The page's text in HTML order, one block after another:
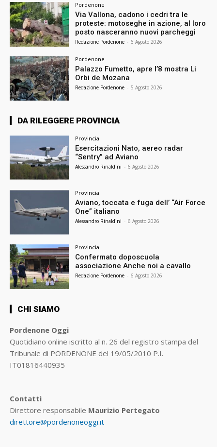
Pordenone
Via Vallona, cadono i cedri tra le
proteste: motoseghe in azione, al loro
posto nasceranno nuovi parcheggi
Redazione Pordenone - 6 Agosto 2026
Pordenone
Palazzo Fumetto, apre l’8 mostra Li
Orbi de Mozana
Redazione Pordenone - 5 Agosto 2026
DA RILEGGERE PROVINCIA
Provincia
Esercitazioni Nato, aereo radar
“Sentry” ad Aviano
Alessandro Rinaldini - 6 Agosto 2026
Provincia
Aviano, toccata e fuga dell’ “Air Force
One” italiano
Alessandro Rinaldini - 6 Agosto 2026
Provincia
Confermato doposcuola
associazione Anche noi a cavallo
Redazione Pordenone - 6 Agosto 2026
CHI SIAMO
Pordenone Oggi
Quotidiano online iscritto al n. 26 del registro stampa del
Tribunale di PORDENONE del 19/05/2010 P.I.
IT01816440935
Contatti
Direttore responsabile Maurizio Pertegato
direttore@pordenoneoggi.it